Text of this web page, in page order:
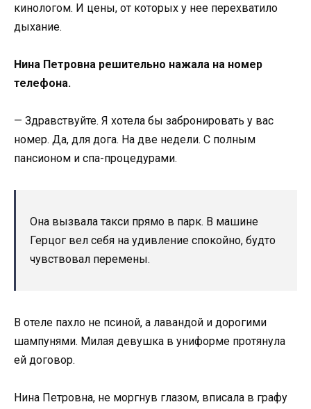
кинологом. И цены, от которых у нее перехватило
дыхание.
Нина Петровна решительно нажала на номер
телефона.
— Здравствуйте. Я хотела бы забронировать у вас
номер. Да, для дога. На две недели. С полным
пансионом и спа-процедурами.
Она вызвала такси прямо в парк. В машине
Герцог вел себя на удивление спокойно, будто
чувствовал перемены.
В отеле пахло не псиной, а лавандой и дорогими
шампунями. Милая девушка в униформе протянула
ей договор.
Нина Петровна, не моргнув глазом, вписала в графу